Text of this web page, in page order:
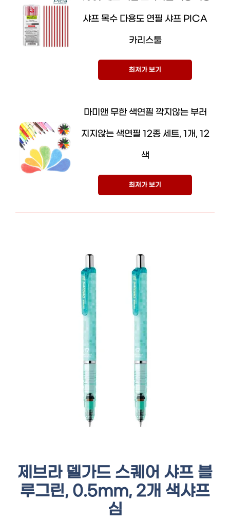
샤프 목수 다용도 연필 샤프 PICA
카리스툴
최저가 보기
마미앤 무한 색연필 깍지않는 부러
지지않는 색연필 12종 세트, 1개, 12
색
최저가 보기
제브라 델가드 스퀘어 샤프 블
루그린, 0.5mm, 2개 색샤프
심